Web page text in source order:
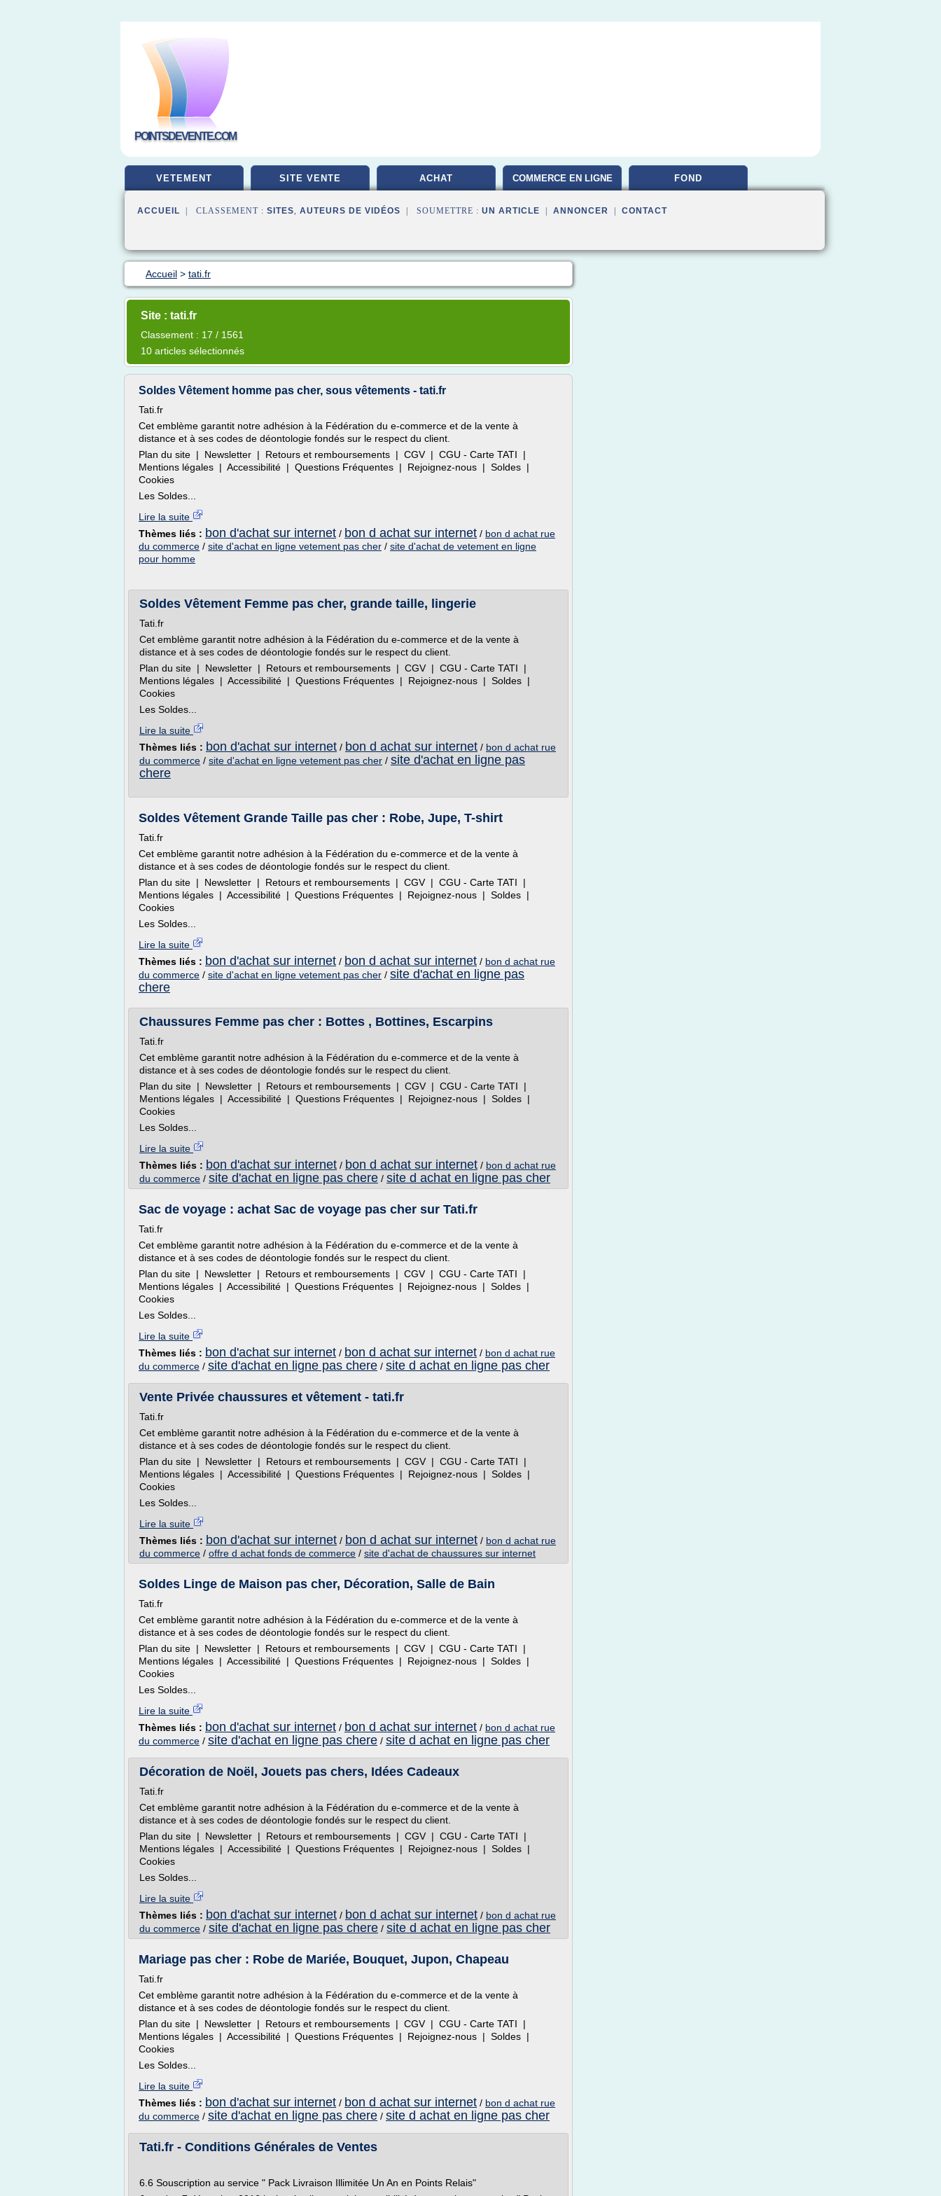
POINTSDEVENTE.COM
VETEMENT SITE VENTE ACHAT COMMERCE EN LIGNE FOND
ACCUEIL | CLASSEMENT : SITES, AUTEURS DE VIDÉOS | SOUMETTRE : UN ARTICLE ANNONCER CONTACT
Accueil > tati.fr
Site : tati.fr
Classement : 17 / 1561
10 articles sélectionnés
Soldes Vêtement homme pas cher, sous vêtements - tati.fr
Tati.fr
Cet emblème garantit notre adhésion à la Fédération du e-commerce et de la vente à
distance et à ses codes de déontologie fondés sur le respect du client.
Plan du site | Newsletter | Retours et remboursements | CGV | CGU - Carte TATI |
Mentions légales | Accessibilité | Questions Fréquentes | Rejoignez-nous | Soldes |
Cookies
Les Soldes...
Lire la suite
Thèmes liés : bon d'achat sur internet / bon d achat sur internet / bon d achat rue
du commerce / site d'achat en ligne vetement pas cher / site d'achat de vetement en ligne
pour homme
Soldes Vêtement Femme pas cher, grande taille, lingerie
Tati.fr
Cet emblème garantit notre adhésion à la Fédération du e-commerce et de la vente à
distance et à ses codes de déontologie fondés sur le respect du client.
Plan du site | Newsletter | Retours et remboursements | CGV | CGU - Carte TATI |
Mentions légales | Accessibilité | Questions Fréquentes | Rejoignez-nous | Soldes |
Cookies
Les Soldes...
Lire la suite
Thèmes liés : bon d'achat sur internet / bon d achat sur internet / bon d achat rue
du commerce / site d'achat en ligne vetement pas cher / site d'achat en ligne pas
chere
Soldes Vêtement Grande Taille pas cher : Robe, Jupe, T-shirt
Tati.fr
Cet emblème garantit notre adhésion à la Fédération du e-commerce et de la vente à
distance et à ses codes de déontologie fondés sur le respect du client.
Plan du site | Newsletter | Retours et remboursements | CGV | CGU - Carte TATI |
Mentions légales | Accessibilité | Questions Fréquentes | Rejoignez-nous | Soldes |
Cookies
Les Soldes...
Lire la suite
Thèmes liés : bon d'achat sur internet / bon d achat sur internet / bon d achat rue
du commerce / site d'achat en ligne vetement pas cher / site d'achat en ligne pas
chere
Chaussures Femme pas cher : Bottes , Bottines, Escarpins
Tati.fr
Cet emblème garantit notre adhésion à la Fédération du e-commerce et de la vente à
distance et à ses codes de déontologie fondés sur le respect du client.
Plan du site | Newsletter | Retours et remboursements | CGV | CGU - Carte TATI |
Mentions légales | Accessibilité | Questions Fréquentes | Rejoignez-nous | Soldes |
Cookies
Les Soldes...
Lire la suite
Thèmes liés : bon d'achat sur internet / bon d achat sur internet / bon d achat rue
du commerce / site d'achat en ligne pas chere / site d achat en ligne pas cher
Sac de voyage : achat Sac de voyage pas cher sur Tati.fr
Tati.fr
Cet emblème garantit notre adhésion à la Fédération du e-commerce et de la vente à
distance et à ses codes de déontologie fondés sur le respect du client.
Plan du site | Newsletter | Retours et remboursements | CGV | CGU - Carte TATI |
Mentions légales | Accessibilité | Questions Fréquentes | Rejoignez-nous | Soldes |
Cookies
Les Soldes...
Lire la suite
Thèmes liés : bon d'achat sur internet / bon d achat sur internet / bon d achat rue
du commerce / site d'achat en ligne pas chere / site d achat en ligne pas cher
Vente Privée chaussures et vêtement - tati.fr
Tati.fr
Cet emblème garantit notre adhésion à la Fédération du e-commerce et de la vente à
distance et à ses codes de déontologie fondés sur le respect du client.
Plan du site | Newsletter | Retours et remboursements | CGV | CGU - Carte TATI |
Mentions légales | Accessibilité | Questions Fréquentes | Rejoignez-nous | Soldes |
Cookies
Les Soldes...
Lire la suite
Thèmes liés : bon d'achat sur internet / bon d achat sur internet / bon d achat rue
du commerce / offre d achat fonds de commerce / site d'achat de chaussures sur internet
Soldes Linge de Maison pas cher, Décoration, Salle de Bain
Tati.fr
Cet emblème garantit notre adhésion à la Fédération du e-commerce et de la vente à
distance et à ses codes de déontologie fondés sur le respect du client.
Plan du site | Newsletter | Retours et remboursements | CGV | CGU - Carte TATI |
Mentions légales | Accessibilité | Questions Fréquentes | Rejoignez-nous | Soldes |
Cookies
Les Soldes...
Lire la suite
Thèmes liés : bon d'achat sur internet / bon d achat sur internet / bon d achat rue
du commerce / site d'achat en ligne pas chere / site d achat en ligne pas cher
Décoration de Noël, Jouets pas chers, Idées Cadeaux
Tati.fr
Cet emblème garantit notre adhésion à la Fédération du e-commerce et de la vente à
distance et à ses codes de déontologie fondés sur le respect du client.
Plan du site | Newsletter | Retours et remboursements | CGV | CGU - Carte TATI |
Mentions légales | Accessibilité | Questions Fréquentes | Rejoignez-nous | Soldes |
Cookies
Les Soldes...
Lire la suite
Thèmes liés : bon d'achat sur internet / bon d achat sur internet / bon d achat rue
du commerce / site d'achat en ligne pas chere / site d achat en ligne pas cher
Mariage pas cher : Robe de Mariée, Bouquet, Jupon, Chapeau
Tati.fr
Cet emblème garantit notre adhésion à la Fédération du e-commerce et de la vente à
distance et à ses codes de déontologie fondés sur le respect du client.
Plan du site | Newsletter | Retours et remboursements | CGV | CGU - Carte TATI |
Mentions légales | Accessibilité | Questions Fréquentes | Rejoignez-nous | Soldes |
Cookies
Les Soldes...
Lire la suite
Thèmes liés : bon d'achat sur internet / bon d achat sur internet / bon d achat rue
du commerce / site d'achat en ligne pas chere / site d achat en ligne pas cher
Tati.fr - Conditions Générales de Ventes
6.6 Souscription au service " Pack Livraison Illimitée Un An en Points Relais"